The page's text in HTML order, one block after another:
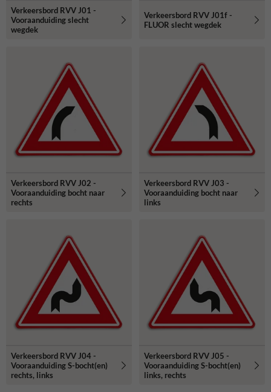
Verkeersbord RVV J01 -
Vooraanduiding slecht
wegdek
Verkeersbord RVV J01f -
FLUOR slecht wegdek
Verkeersbord RVV J02 -
Vooraanduiding bocht naar
rechts
Verkeersbord RVV J03 -
Vooraanduiding bocht naar
links
Verkeersbord RVV J04 -
Vooraanduiding S-bocht(en)
rechts, links
Verkeersbord RVV J05 -
Vooraanduiding S-bocht(en)
links, rechts